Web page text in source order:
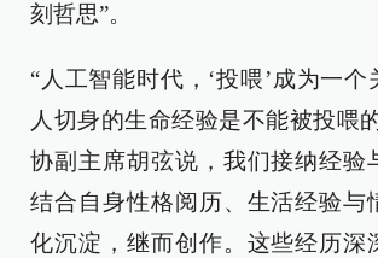
刻哲思”。
“人工智能时代，‘投喂’成为一
人切身的生命经验是不能被投喂
协副主席胡弦说，我们接纳经验
结合自身性格阅历、生活经验与
化沉淀，继而创作。这些经历深